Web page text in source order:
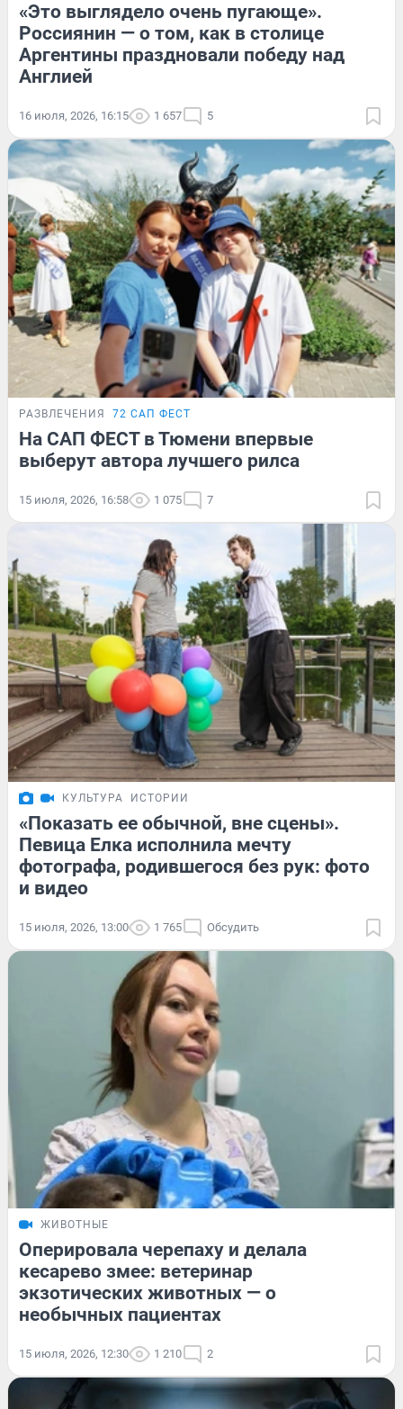
«Это выглядело очень пугающе».
Россиянин — о том, как в столице
Аргентины праздновали победу над
Англией
16 июля, 2026, 16:15 1 657 5
РАЗВЛЕЧЕНИЯ 72 САП ФЕСТ
На САП ФЕСТ в Тюмени впервые
выберут автора лучшего рилса
15 июля, 2026, 16:58 1 075 7
КУЛЬТУРА ИСТОРИИ
«Показать ее обычной, вне сцены».
Певица Елка исполнила мечту
фотографа, родившегося без рук: фото
и видео
15 июля, 2026, 13:00 1 765 Обсудить
ЖИВОТНЫЕ
Оперировала черепаху и делала
кесарево змее: ветеринар
экзотических животных — о
необычных пациентах
15 июля, 2026, 12:30 1 210 2